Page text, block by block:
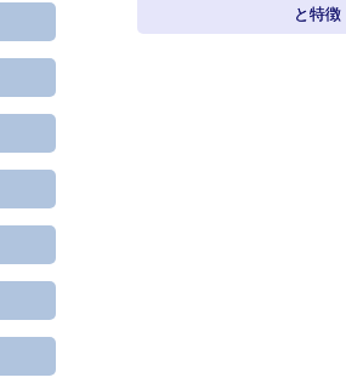
と特徴